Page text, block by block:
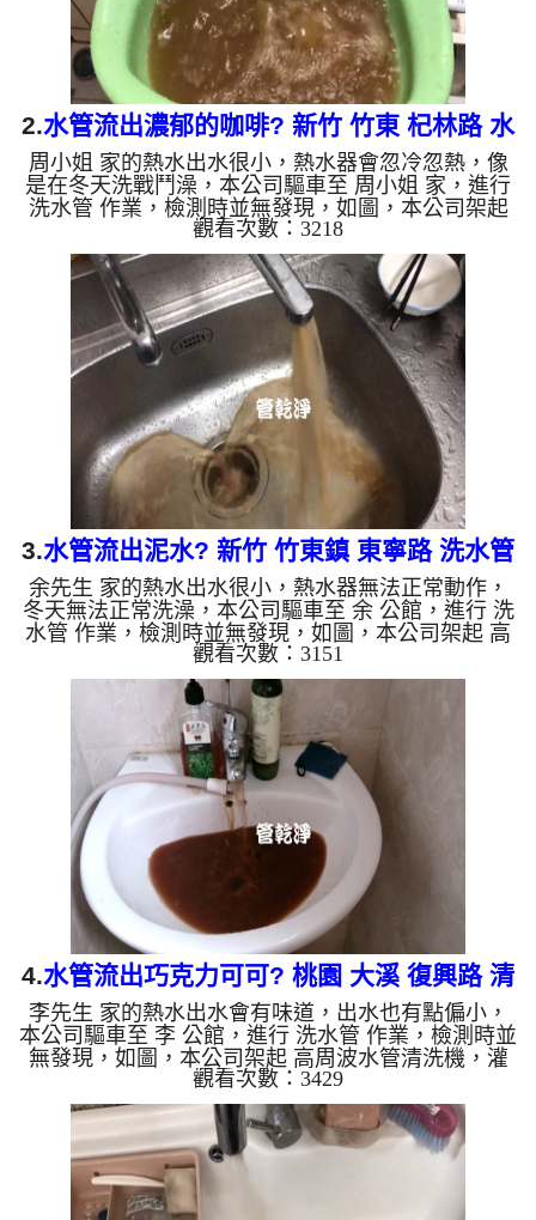
2.水管流出濃郁的咖啡? 新竹 竹東 杞林路 水
管清洗
周小姐 家的熱水出水很小，熱水器會忽冷忽熱，像
是在冬天洗戰鬥澡，本公司驅車至 周小姐 家，進行
洗水管 作業，檢測時並無發現，如圖，本公司架起
高周波水管清洗機，灌入 檸檬酸 至管路裡面，等了
約15分，開啟 水管清洗機 ，啟動 螺旋波 模式，一洗
水管就流出泥水，如下圖片影片，兩個多小時後，管
路清洗乾淨出水量也恢復正常，熱水器正常運作，周
小姐終於可以舒服的洗澡了。 如是自來水，如水管
老化，會產生鐵鏽跟泥沙堆積，洗出來的水就會是咖
啡色，地下水含有氧化錳，管壁上會結成黑色管垢，
洗出來的水會跟石油...
觀看次數：3218
3.水管流出泥水? 新竹 竹東鎮 東寧路 洗水管
余先生 家的熱水出水很小，熱水器無法正常動作，
冬天無法正常洗澡，本公司驅車至 余 公館，進行 洗
水管 作業，檢測時並無發現，如圖，本公司架起 高
周波水管清洗機，灌入 檸檬酸 至管路裡面，等了約
15分，開啟 水管清洗機 ，啟動 脈衝 模式，一洗水管
就流出泥水，如下圖片影片，兩個多小時後，管路清
洗乾淨出水量也恢復正常，余先生終於可以正常洗澡
了。 如是自來水，如水管老化，會產生鐵鏽跟泥沙
堆積，洗出來的水就會是咖啡色，地下水含有氧化
錳，管壁上會結成黑色管垢，洗出來的水會跟石油一
樣黑，有些洗出綠色的...
觀看次數：3151
4.水管流出巧克力可可? 桃園 大溪 復興路 清
洗水管
李先生 家的熱水出水會有味道，出水也有點偏小，
本公司驅車至 李 公館，進行 洗水管 作業，檢測時並
無發現，如圖，本公司架起 高周波水管清洗機，灌
入 檸檬酸 至管路裡面，等了約15分，開啟 水管清洗
機 ，啟動 脈衝 模式，一洗水管就噴棕色髒水，看起
來跟巧克力可可沒兩樣，如下圖片影片，兩個多小時
後，出水變乾淨出水量也恢復正常，熱水器也正常運
行了。 如是自來水，如水管老化，會產生鐵鏽跟泥
沙堆積，洗出來的水就會是咖啡色，地下水含有氧化
觀看次數：3429